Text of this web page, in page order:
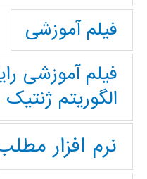
فیلم آموزشی
فیلم آموزشی
الگوریتم ژنتیک
نرم افزار